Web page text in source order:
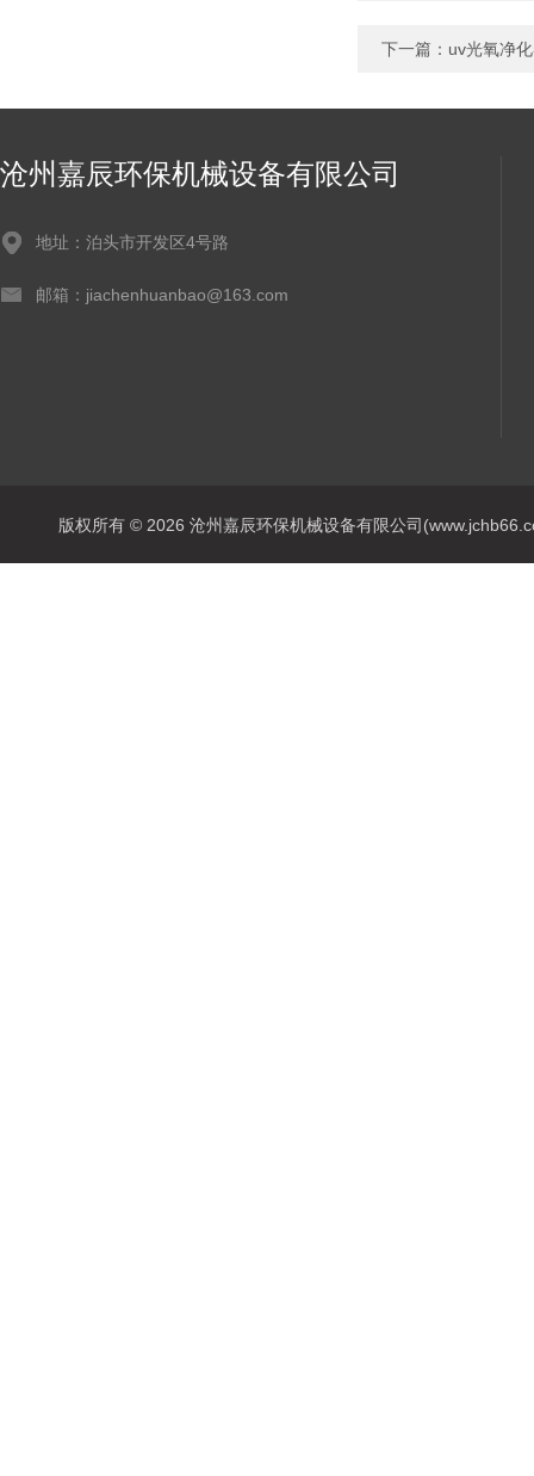
下一篇： uv光氧净
沧州嘉辰环保机械设备有限公司
地址：泊头市开发区4号路
邮箱：jiachenhuanbao@163.com
版权所有 © 2026 沧州嘉辰环保机械设备有限公司